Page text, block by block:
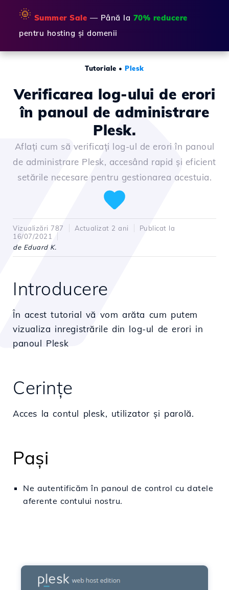
🌞 Summer Sale — Până la 70% reducere
pentru hosting și domenii
Tutoriale •Plesk
Verificarea log-ului de erori
în panoul de administrare
Plesk.
Aflați cum să verificați log-ul de erori în panoul
de administrare Plesk, accesând rapid și eficient
setările necesare pentru gestionarea acestuia.
Vizualizări 787 Actualizat 2 ani
Publicat la
16/07/2021
de Eduard K.
Introducere
În acest tutorial vă vom arăta cum putem
vizualiza inregistrările din log-ul de erori in
panoul Plesk
Cerinţe
Acces la contul plesk, utilizator și parolă.
Pași
Ne autentificăm în panoul de control cu datele
aferente contului nostru.